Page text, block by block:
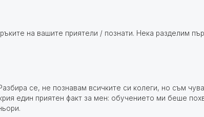
на вашите приятели / познати. Нека разделим
се, не познавам всичките си колеги, но съм
един приятен факт за мен: обучението ми беше